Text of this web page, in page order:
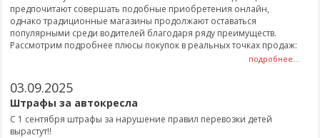
предпочитают совершать подобные приобретения онлайн,
однако традиционные магазины продолжают оставаться
популярными среди водителей благодаря ряду преимуществ.
Рассмотрим подробнее плюсы покупок в реальных точках продаж:
подробнее...
03.09.2025
Штрафы за автокресла
С 1 сентября штрафы за нарушение правил перевозки детей
вырастут!!